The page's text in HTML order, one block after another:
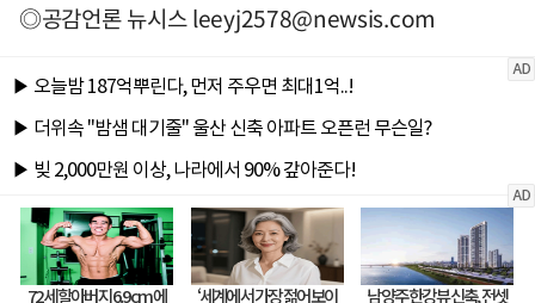
◎공감언론 뉴시스leeyj2578@newsis.com